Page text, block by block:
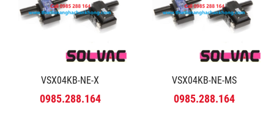
VSX04KB-NE-X
0985.288.164
VSX04KB-NE-MS
0985.288.164